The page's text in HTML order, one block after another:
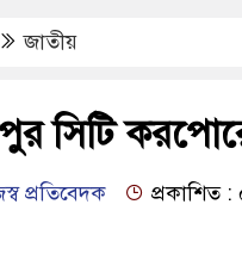
জাতীয়
সিটি
প্রতিবেদক প্রকাশিত